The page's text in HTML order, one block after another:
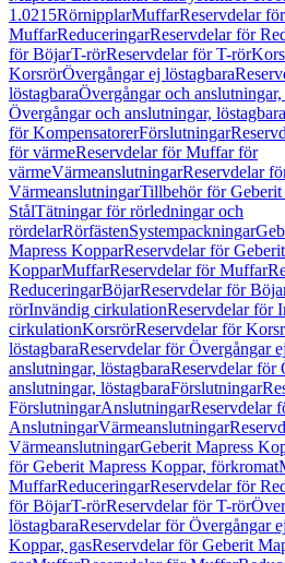
1.0215RörnipplarMuffarReservdelar för
MuffarReduceringarReservdelar för
för BöjarT-rörReservdelar för T-rör
KorsrörÖvergångar ej löstagbara
löstagbaraÖvergångar och anslutningar,
Övergångar och anslutningar, löstagbara
för KompensatorerFörslutningar
för värmeReservdelar för Muffar för
värmeVärmeanslutningarReservdelar
VärmeanslutningarTillbehör för
StålTätningar för rörledningar och
rördelarRörfästenSystempackningar
Mapress KopparReservdelar för
KopparMuffarReservdelar för Muffar
ReduceringarBöjarReservdelar för
rörInvändig cirkulationReservdelar för
cirkulationKorsrörReservdelar för
löstagbaraReservdelar för Övergångar
anslutningar, löstagbaraReservdelar för
anslutningar, löstagbaraFörslutningar
FörslutningarAnslutningarReservdelar
AnslutningarVärmeanslutningar
VärmeanslutningarGeberit Mapress
för Geberit Mapress Koppar, förkromat
MuffarReduceringarReservdelar för
för BöjarT-rörReservdelar för T-rör
löstagbaraReservdelar för Övergångar
Koppar, gasReservdelar för Geberit